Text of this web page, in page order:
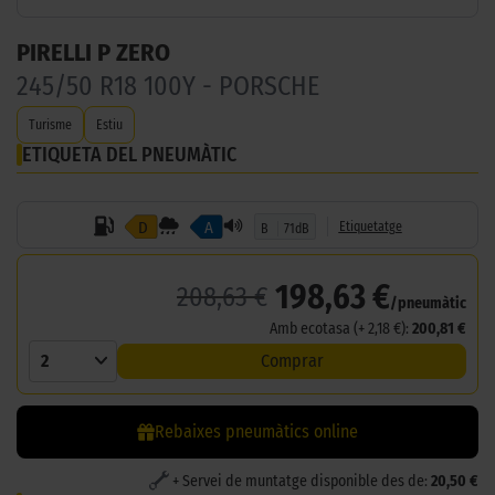
PIRELLI P ZERO
245/50 R18 100Y - PORSCHE
Turisme Estiu
ETIQUETA DEL PNEUMÀTIC
D A B 71dB Etiquetatge
208,63 € 198,63 €/pneumàtic
Amb ecotasa (+ 2,18 €): 200,81 €
2 Comprar
Rebaixes pneumàtics online
+ Servei de muntatge disponible des de: 20,50 €